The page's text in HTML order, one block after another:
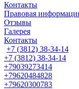
Контакты
Правовая
Отзывы
Галерея
Контакты
+7 (3812) 38-34-14
+7 (3812) 38-34-14
+79039273414
+79620484828
+79620300783